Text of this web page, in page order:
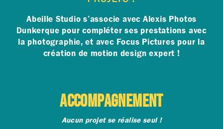
Abeille Studio s’associe avec Alexis Photos
Dunkerque pour compléter ses prestations avec
la photographie, et avec Focus Pictures pour la
création de motion design expert !
ACCOMPAGNEMENT
Aucun projet se réalise seul !